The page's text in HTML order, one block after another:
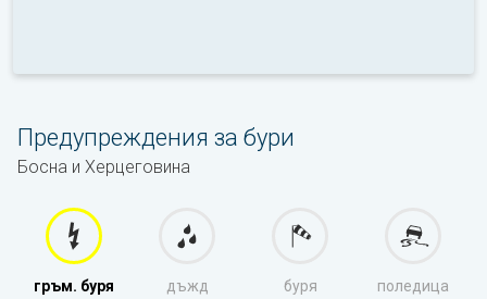
Предупреждения за бури
Босна и Херцеговина
гръм. буря дъжд буря поледица